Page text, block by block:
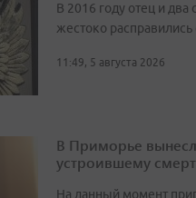
В 2016 году отец и два
жестоко
11:49, 5 августа 2026
В Приморье
устроившему
На данный момент